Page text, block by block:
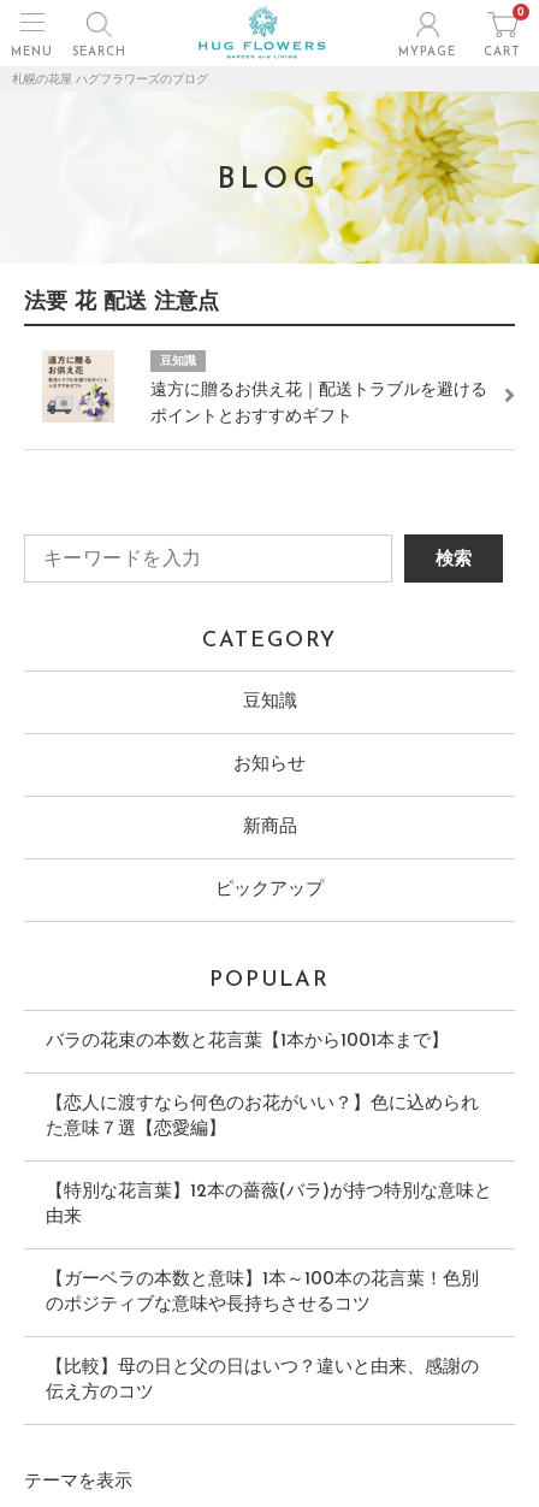
MENU SEARCH MYPAGE
0
CART
札幌の花屋 ハグフラワーズのブログ
BLOG
法要 花 配送 注意点
豆知識
遠方に贈るお供え花｜配送トラブルを避ける
ポイントとおすすめギフト
CATEGORY
豆知識
お知らせ
新商品
ピックアップ
POPULAR
バラの花束の本数と花言葉【1本から1001本まで】
【恋人に渡すなら何色のお花がいい？】色に込められ
た意味７選【恋愛編】
【特別な花言葉】12本の薔薇(バラ)が持つ特別な意味と
由来
【ガーベラの本数と意味】1本～100本の花言葉！色別
のポジティブな意味や長持ちさせるコツ
【比較】母の日と父の日はいつ？違いと由来、感謝の
伝え方のコツ
テーマ を表示